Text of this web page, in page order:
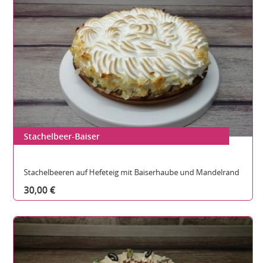
Gesamthöhe:
Durchmesser:
Stachelbeer-Baiser
Stachelbeeren auf Hefeteig mit Baiserhaube und Mandelrand
30,00 €